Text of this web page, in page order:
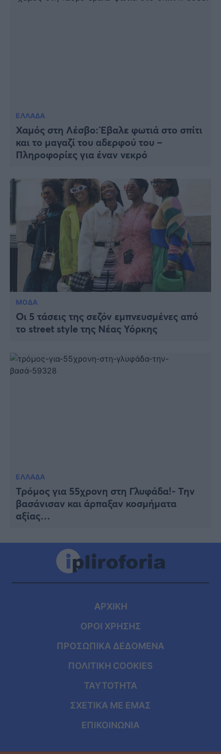
ΕΛΛΑΔΑ
Χαμός στη Λέσβο: Έβαλε φωτιά στο σπίτι
και το μαγαζί του αδερφού του –
Πληροφορίες για έναν νεκρό
ΜΟΔΑ
Οι 5 τάσεις της σεζόν εμπνευσμένες από
το street style της Νέας Υόρκης
ΕΛΛΑΔΑ
Τρόμος για 55χρονη στη Γλυφάδα!- Την
βασάνισαν και άρπαξαν κοσμήματα
αξίας…
ΑΡΧΙΚΗ
ΟΡΟΙ ΧΡΗΣΗΣ
ΠΡΟΣΩΠΙΚΑ ΔΕΔΟΜΕΝΑ
ΠΟΛΙΤΙΚΗ COOKIES
ΤΑΥΤΟΤΗΤΑ
ΣΧΕΤΙΚΑ ΜΕ ΕΜΑΣ
ΕΠΙΚΟΙΝΩΝΙΑ